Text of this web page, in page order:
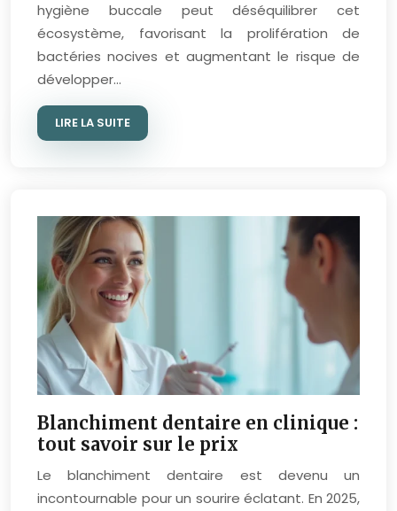
hygiène buccale peut déséquilibrer cet
écosystème, favorisant la prolifération de
bactéries nocives et augmentant le risque de
développer…
LIRE LA SUITE
Blanchiment dentaire en clinique :
tout savoir sur le prix
Le blanchiment dentaire est devenu un
incontournable pour un sourire éclatant. En 2025,